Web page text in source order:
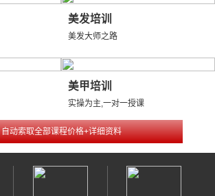
美发培训
美发大师之路
美甲培训
实操为主,一对一授课
自动索取全部课程价格+详细资料